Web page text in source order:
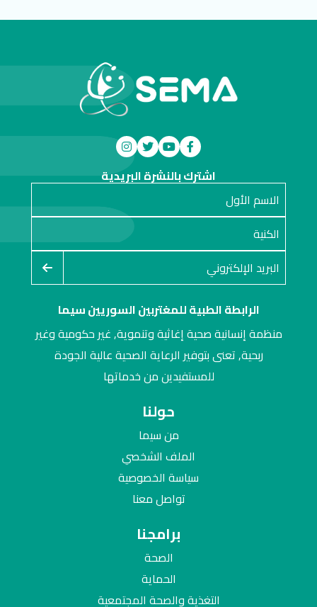
الرابطة الطبية للمغتربين السوريين سيما
منظمة إنسانية صحية إغاثية وتنموية, غير حكومية وغير
ربحية, تعنى بتوفير الرعاية الصحية عالية الجودة
للمستفيدين من خدماتها
اشترك بالنشرة البريدية
حولنا
من سيما
الملف الشخصي
سياسة الخصوصية
تواصل معنا
برامجنا
الصحة
الحماية
التغذية والصحة المجتمعية